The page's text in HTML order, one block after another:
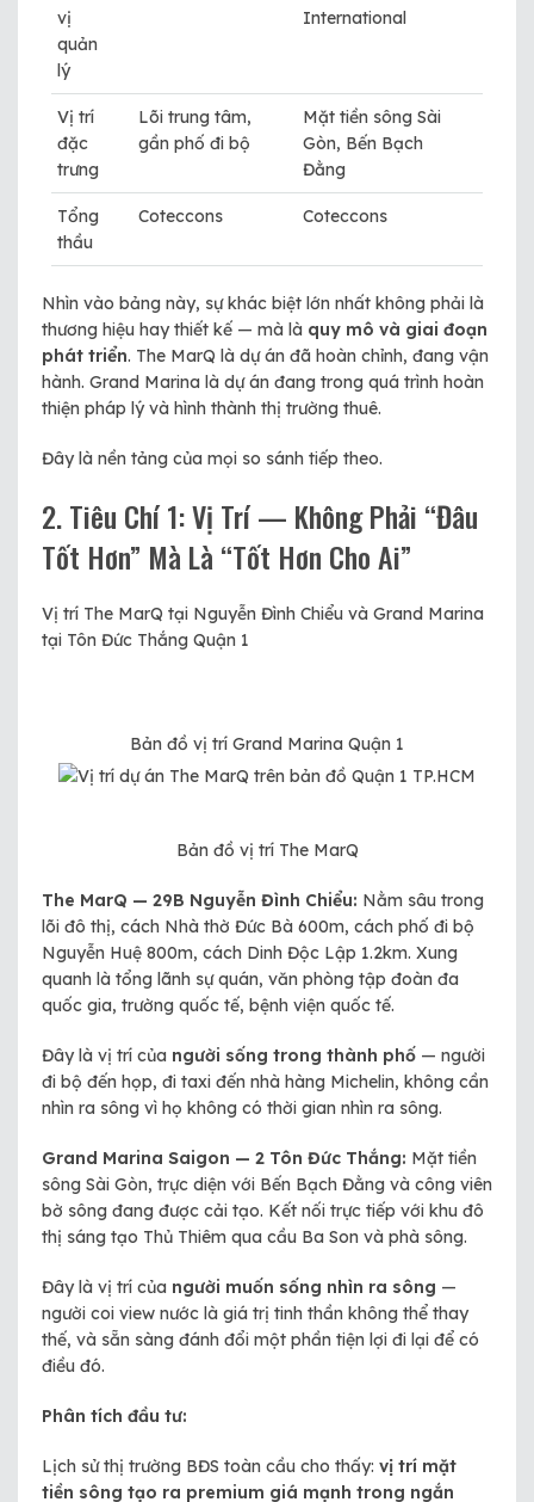
vị
quản
lý
International
Vị trí
đặc
trưng
Lõi trung tâm,
gần phố đi bộ
Mặt tiền sông Sài
Gòn, Bến Bạch
Đằng
Tổng
thầu
Coteccons Coteccons
Nhìn vào bảng này, sự khác biệt lớn nhất không phải là
thương hiệu hay thiết kế — mà là quy mô và giai đoạn
phát triển. The MarQ là dự án đã hoàn chỉnh, đang vận
hành. Grand Marina là dự án đang trong quá trình hoàn
thiện pháp lý và hình thành thị trường thuê.
Đây là nền tảng của mọi so sánh tiếp theo.
2. Tiêu Chí 1: Vị Trí — Không Phải “Đâu
Tốt Hơn” Mà Là “Tốt Hơn Cho Ai”
Vị trí The MarQ tại Nguyễn Đình Chiểu và Grand Marina
tại Tôn Đức Thắng Quận 1
Bản đồ vị trí Grand Marina Quận 1
Bản đồ vị trí The MarQ
The MarQ — 29B Nguyễn Đình Chiểu: Nằm sâu trong
lõi đô thị, cách Nhà thờ Đức Bà 600m, cách phố đi bộ
Nguyễn Huệ 800m, cách Dinh Độc Lập 1.2km. Xung
quanh là tổng lãnh sự quán, văn phòng tập đoàn đa
quốc gia, trường quốc tế, bệnh viện quốc tế.
Đây là vị trí của người sống trong thành phố — người
đi bộ đến họp, đi taxi đến nhà hàng Michelin, không cần
nhìn ra sông vì họ không có thời gian nhìn ra sông.
Grand Marina Saigon — 2 Tôn Đức Thắng: Mặt tiền
sông Sài Gòn, trực diện với Bến Bạch Đằng và công viên
bờ sông đang được cải tạo. Kết nối trực tiếp với khu đô
thị sáng tạo Thủ Thiêm qua cầu Ba Son và phà sông.
Đây là vị trí của người muốn sống nhìn ra sông —
người coi view nước là giá trị tinh thần không thể thay
thế, và sẵn sàng đánh đổi một phần tiện lợi đi lại để có
điều đó.
Phân tích đầu tư:
Lịch sử thị trường BĐS toàn cầu cho thấy: vị trí mặt
tiền sông tạo ra premium giá mạnh trong ngắn